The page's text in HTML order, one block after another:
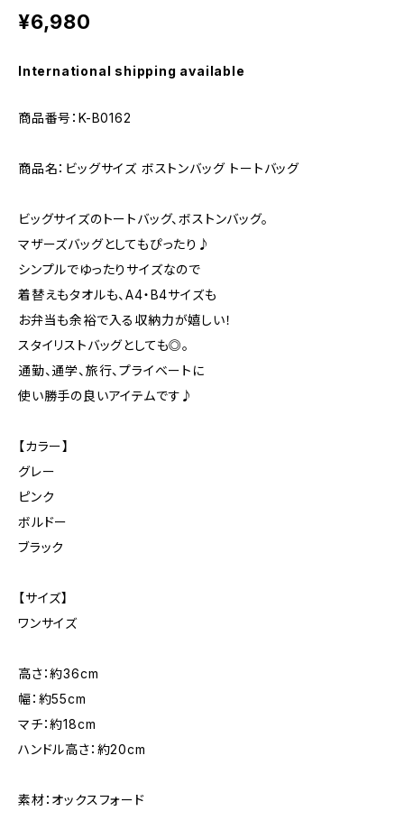
¥6,980
International shipping available
商品番号：K-B0162
商品名：ビッグサイズ ボストンバッグ トートバッグ
ビッグサイズのトートバッグ、ボストンバッグ。
マザーズバッグとしてもぴったり♪
シンプルでゆったりサイズなので
着替えもタオルも、A4・B4サイズも
お弁当も余裕で入る収納力が嬉しい！
スタイリストバッグとしても◎。
通勤、通学、旅行、プライベートに
使い勝手の良いアイテムです♪
【カラー】
グレー
ピンク
ボルドー
ブラック
【サイズ】
ワンサイズ
高さ：約36cm
幅：約55cm
マチ：約18cm
ハンドル高さ：約20cm
素材：オックスフォード